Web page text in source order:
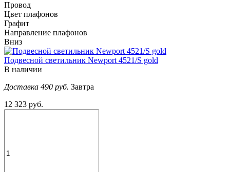
Провод
Цвет плафонов
Графит
Направление плафонов
Вниз
Подвесной светильник Newport 4521/S gold
В наличии
Доставка 490 руб. Завтра
12 323 руб.